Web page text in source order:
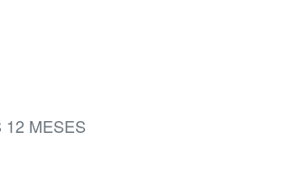
12 MESES